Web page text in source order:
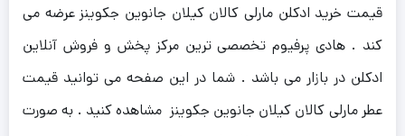
قیمت خرید ادکلن مارلی کالان کیلان جانوین جکوینز عرضه می
کند . هادی پرفیوم تخصصی ترین مرکز پخش و فروش آنلاین
ادکلن در بازار می باشد . شما در این صفحه می توانید قیمت
عطر مارلی کالان کیلان جانوین جکوینز مشاهده کنید . به صورت